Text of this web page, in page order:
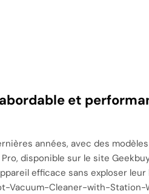
et
années, avec des
disponible sur le site
efficace sans exploser leur
Vacuum-Cleaner-with-Station-